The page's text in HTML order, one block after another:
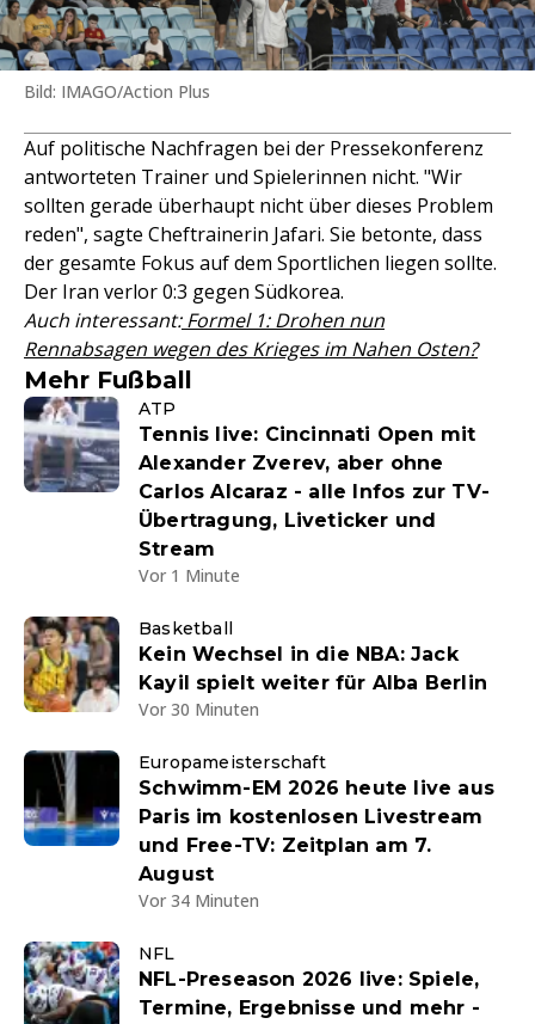
Bild: IMAGO/Action Plus
Auf politische Nachfragen bei der Pressekonferenz
antworteten Trainer und Spielerinnen nicht. "Wir
sollten gerade überhaupt nicht über dieses Problem
reden", sagte Cheftrainerin Jafari. Sie betonte, dass
der gesamte Fokus auf dem Sportlichen liegen sollte.
Der Iran verlor 0:3 gegen Südkorea.
Auch interessant:Formel 1: Drohen nun
Rennabsagen wegen des Krieges im Nahen Osten?
Mehr Fußball
ATP
Tennis live: Cincinnati Open mit
Alexander Zverev, aber ohne
Carlos Alcaraz - alle Infos zur TV-
Übertragung, Liveticker und
Stream
Vor 1 Minute
Basketball
Kein Wechsel in die NBA: Jack
Kayil spielt weiter für Alba Berlin
Vor 30 Minuten
Europameisterschaft
Schwimm-EM 2026 heute live aus
Paris im kostenlosen Livestream
und Free-TV: Zeitplan am 7.
August
Vor 34 Minuten
NFL
NFL-Preseason 2026 live: Spiele,
Termine, Ergebnisse und mehr -